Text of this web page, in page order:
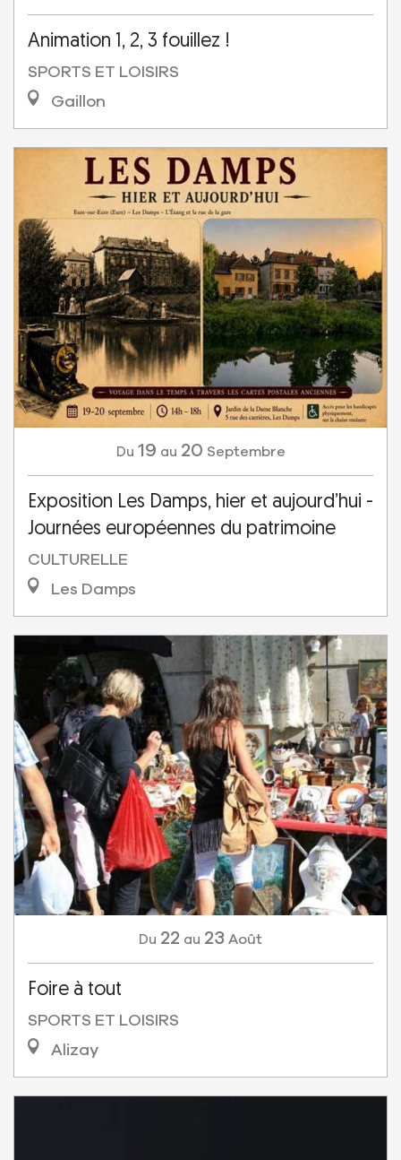
Animation 1, 2, 3 fouillez !
SPORTS ET LOISIRS
Gaillon
Du 19 au 20 Septembre
Exposition Les Damps, hier et aujourd’hui -
Journées européennes du patrimoine
CULTURELLE
Les Damps
Du 22 au 23 Août
Foire à tout
SPORTS ET LOISIRS
Alizay